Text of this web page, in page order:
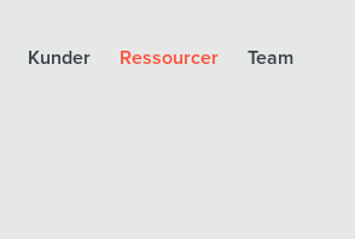
Kunder Ressourcer Team